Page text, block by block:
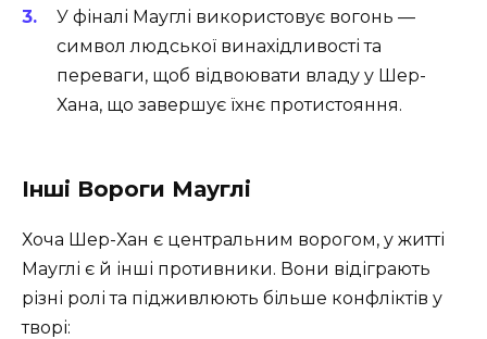
У фіналі Мауглі використовує вогонь —
символ людської винахідливості та
переваги, щоб відвоювати владу у Шер-
Хана, що завершує їхнє протистояння.
Інші Вороги Мауглі
Хоча Шер-Хан є центральним ворогом, у житті
Мауглі є й інші противники. Вони відіграють
різні ролі та підживлюють більше конфліктів у
творі: